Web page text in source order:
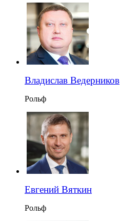
Владислав Ведерников
Рольф
Евгений Вяткин
Рольф